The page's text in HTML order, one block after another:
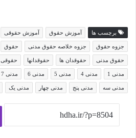
برچسب ها آموزش حقوق آموزش حقوقی
جزوه حقوق جزوه خلاصه حقوق مدنی حقوق
حقوق مدنی حقوقدان ها حقوقدانها حقوقی
مدنی 1 مدنی 4 مدنی 5 مدنی 6 مدنی 7
مدنی سه مدنی پنج مدنی چهار مدنی یک